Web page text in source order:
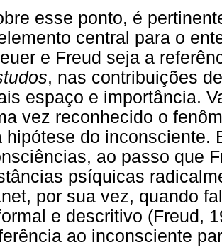
esse ponto, é
central para o
e Freud seja a
, nas contribuições
espaço e importância.
vez reconhecido o
hipótese do inconsciente.
ao passo que
psíquicas
por sua vez, quando
e descritivo (Freud,
ao inconsciente